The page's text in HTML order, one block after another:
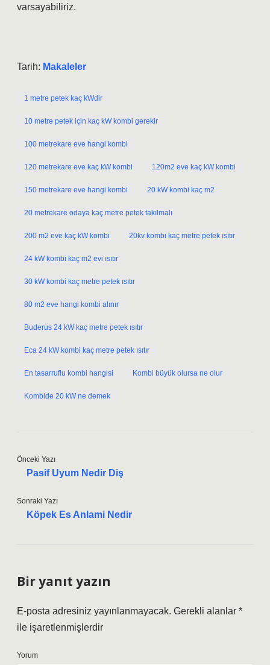
varsayabiliriz.
Tarih: Makaleler
1 metre petek kaç kWdir
10 metre petek için kaç kW kombi gerekir
100 metrekare eve hangi kombi
120 metrekare eve kaç kW kombi 120m2 eve kaç kW kombi
150 metrekare eve hangi kombi 20 kW kombi kaç m2
20 metrekare odaya kaç metre petek takılmalı
200 m2 eve kaç kW kombi 20kv kombi kaç metre petek ısıtır
24 kW kombi kaç m2 evi ısıtır
30 kW kombi kaç metre petek ısıtır
80 m2 eve hangi kombi alınır
Buderus 24 kW kaç metre petek ısıtır
Eca 24 kW kombi kaç metre petek ısıtır
En tasarruflu kombi hangisi Kombi büyük olursa ne olur
Kombide 20 kW ne demek
Önceki Yazı
Pasif Uyum Nedir Diş
Sonraki Yazı
Köpek Es Anlami Nedir
Bir yanıt yazın
E-posta adresiniz yayınlanmayacak. Gerekli alanlar *
ile işaretlenmişlerdir
Yorum